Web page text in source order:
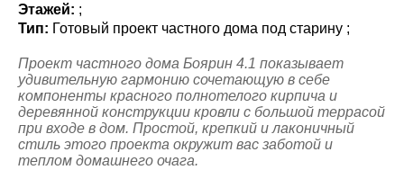
Этажей: ;
Тип: Готовый проект частного дома под старину ;
Проект частного дома Боярин 4.1 показывает
удивительную гармонию сочетающую в себе
компоненты красного полнотелого кирпича и
деревянной конструкции кровли с большой террасой
при входе в дом. Простой, крепкий и лаконичный
стиль этого проекта окружит вас заботой и
теплом домашнего очага.